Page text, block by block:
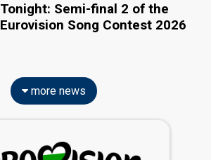
Tonight: Semi-final 2 of the
Eurovision Song Contest 2026
more news